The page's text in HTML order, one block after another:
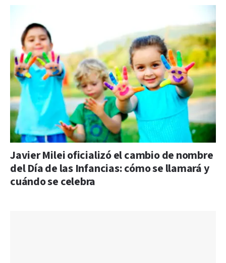
Javier Milei oficializó el cambio de nombre
del Día de las Infancias: cómo se llamará y
cuándo se celebra